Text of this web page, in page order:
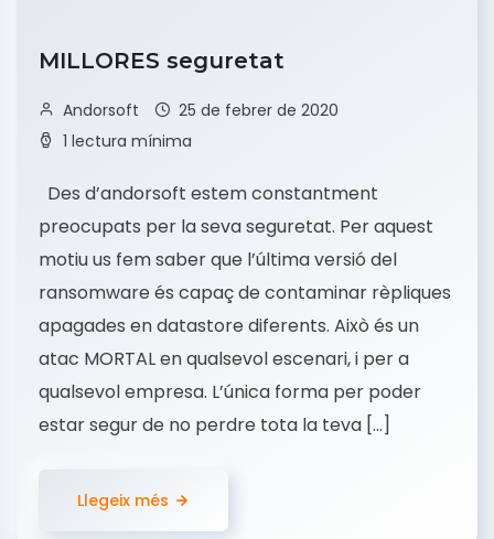
MILLORES seguretat
Andorsoft
25 de febrer de 2020
1 lectura mínima
Des d’andorsoft estem constantment
preocupats per la seva seguretat. Per aquest
motiu us fem saber que l’última versió del
ransomware és capaç de contaminar rèpliques
apagades en datastore diferents. Això és un
atac MORTAL en qualsevol escenari, i per a
qualsevol empresa. L’única forma per poder
estar segur de no perdre tota la teva […]
Llegeix més